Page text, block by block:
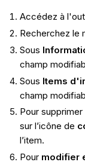
Accédez à
Recherchez le
Sous
champ
Sous Items
champ
Pour
sur l’icône de
l’item.
Pour modifier